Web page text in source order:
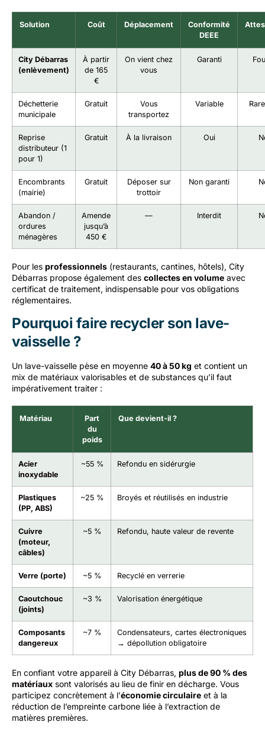
Solution Coût Déplacement
Conformité
DEEE
City Débarras
(enlèvement)
À partir
de 165
€
On vient chez
vous
Garanti
Déchetterie
municipale
Gratuit
Vous
transportez
Variable
Reprise
distributeur (1
pour 1)
Gratuit À la livraison Oui
Encombrants
(mairie)
Gratuit
Déposer sur
trottoir
Non garanti
Abandon /
ordures
ménagères
Amende
jusqu’à
450 €
— Interdit
Pour les professionnels (restaurants, cantines, hôtels), City
Débarras propose également des collectes en volume avec
certificat de traitement, indispensable pour vos obligations
réglementaires.
Pourquoi faire recycler son lave-
vaisselle ?
Un lave-vaisselle pèse en moyenne 40 à 50 kg et contient un
mix de matériaux valorisables et de substances qu’il faut
impérativement traiter :
Matériau
Part
du
poids
Que devient-il ?
Acier
inoxydable
~55 % Refondu en sidérurgie
Plastiques
(PP, ABS)
~25 % Broyés et réutilisés en industrie
Cuivre
(moteur,
câbles)
~5 % Refondu, haute valeur de revente
Verre (porte) ~5 % Recyclé en verrerie
Caoutchouc
(joints)
~3 % Valorisation énergétique
Composants
dangereux
~7 %
Condensateurs, cartes électroniques
→ dépollution obligatoire
En confiant votre appareil à City Débarras, plus de 90 % des
matériaux sont valorisés au lieu de finir en décharge. Vous
participez concrètement à l’économie circulaire et à la
réduction de l’empreinte carbone liée à l’extraction de
matières premières.